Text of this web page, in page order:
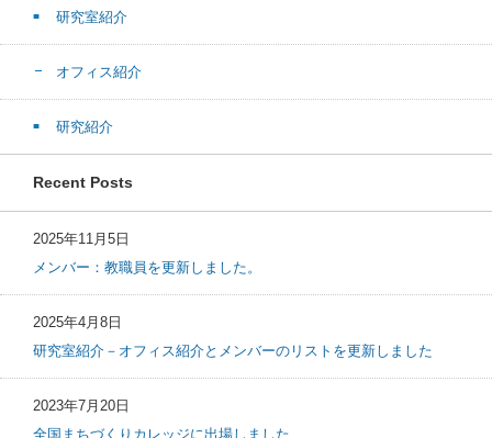
研究室紹介
オフィス紹介
研究紹介
Recent Posts
2025年11月5日
メンバー：教職員を更新しました。
2025年4月8日
研究室紹介－オフィス紹介とメンバーのリストを更新しました
2023年7月20日
全国まちづくりカレッジに出場しました